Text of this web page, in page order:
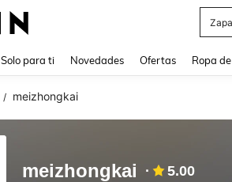
Solo para ti Novedades Ofertas Ropa
/ meizhongkai
meizhongkai 5.00